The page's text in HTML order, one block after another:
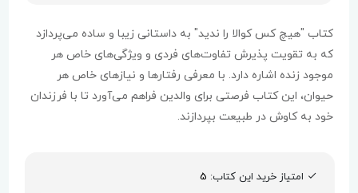
کتاب "هیچ کس کوالا را ندید" به داستانی زیبا و ساده می‌پردازد
که به تقویت پذیرش تفاوت‌های فردی و ویژگی‌های خاص هر
موجود زنده اشاره دارد. با معرفی رفتارها و نیازهای خاص هر
حیوان، این کتاب فرصتی برای والدین فراهم می‌آورد تا با فرزندان
خود به کاوش در طبیعت بپردازند.
امتیاز خرید این کتاب: 5